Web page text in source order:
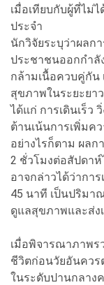
เมื่อเทียบกับผู้ที่ไม่
ประจำ
นักวิจัยระบุว่าผล
ประชาชนออกกำลั
กล้ามเนื้อควบคู่กัน
สุขภาพในระยะยา
ได้แก่ การเดินเร็ว
ต้านเน้นการเพิ่มค
อย่างไรก็ตาม ผลก
2 ชั่วโมงต่อสัปดาห์
อาจกล่าวได้ว่ากา
45 นาที เป็นปริมา
ดูแลสุขภาพและส่ง
เมื่อพิจารณาภาพร
ชีวิตก่อนวัยอันควร
ในระดับปานกลาง